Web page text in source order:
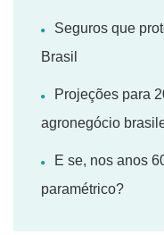
Seguros que
Brasil
Projeções para
agronegócio
E se, nos anos
paramétrico?